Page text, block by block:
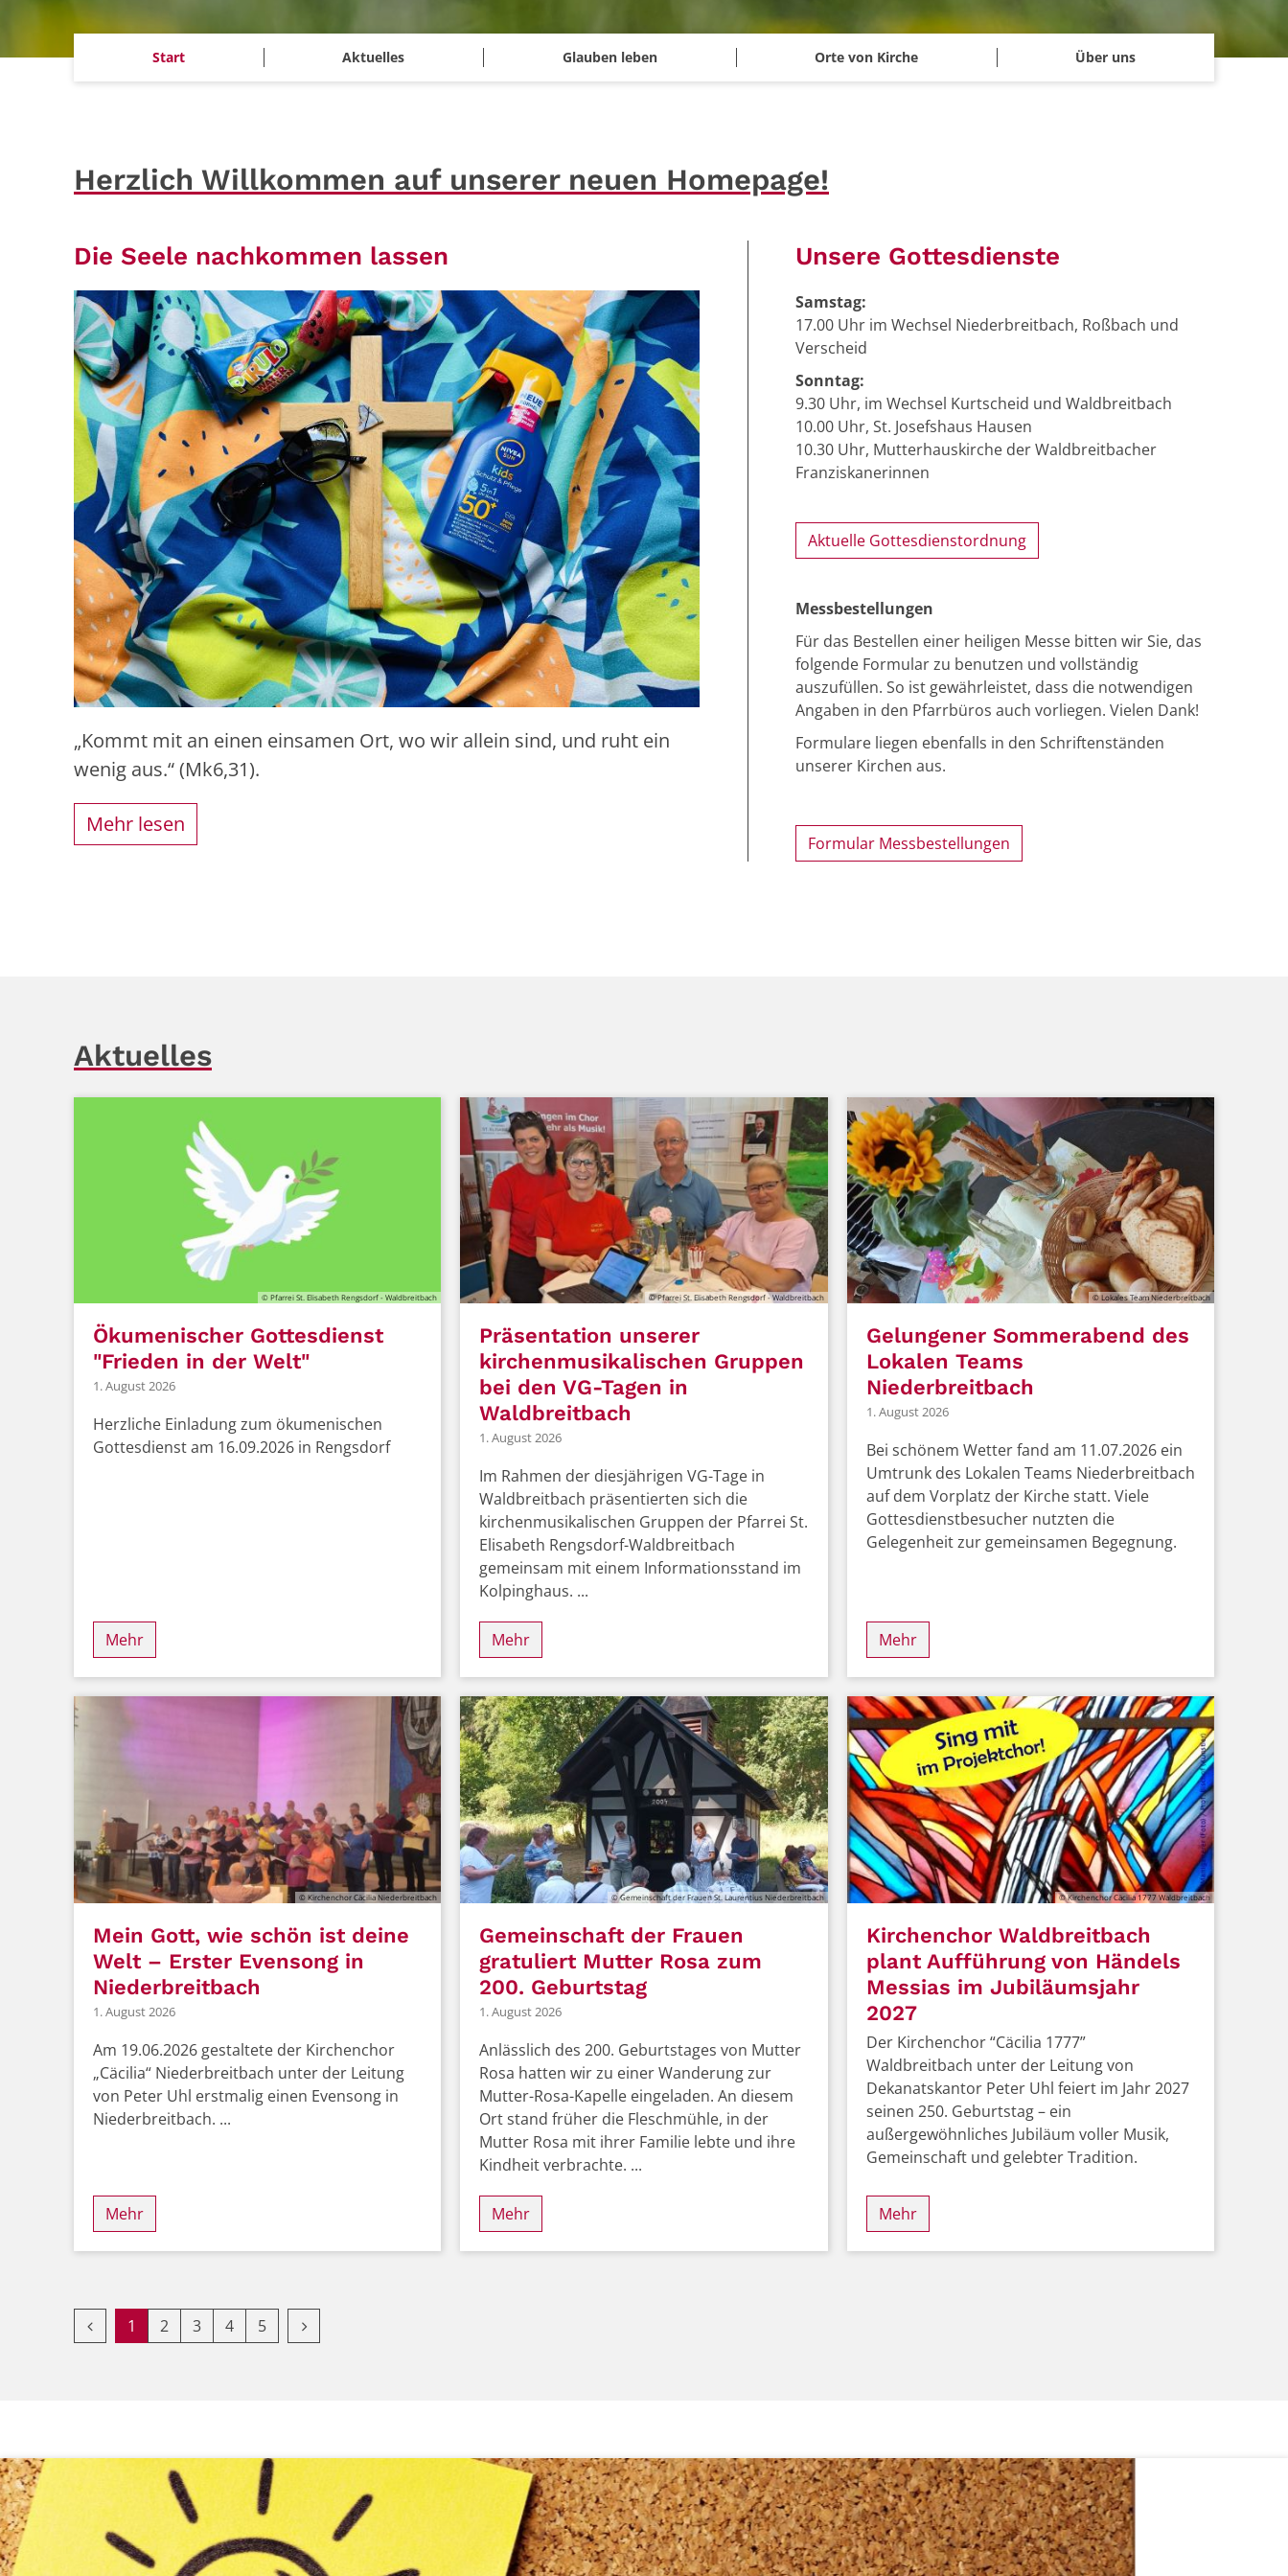
Start Aktuelles Glauben leben Orte von Kirche Über uns
Herzlich Willkommen auf unserer neuen Homepage!
Die Seele nachkommen lassen
„Kommt mit an einen einsamen Ort, wo wir allein sind, und ruht ein
wenig aus.“ (Mk6,31).
Mehr lesen
Unsere Gottesdienste
Samstag:
17.00 Uhr im Wechsel Niederbreitbach, Roßbach und
Verscheid
Sonntag:
9.30 Uhr, im Wechsel Kurtscheid und Waldbreitbach
10.00 Uhr, St. Josefshaus Hausen
10.30 Uhr, Mutterhauskirche der Waldbreitbacher
Franziskanerinnen
Aktuelle Gottesdienstordnung
Messbestellungen
Für das Bestellen einer heiligen Messe bitten wir Sie, das
folgende Formular zu benutzen und vollständig
auszufüllen. So ist gewährleistet, dass die notwendigen
Angaben in den Pfarrbüros auch vorliegen. Vielen Dank!
Formulare liegen ebenfalls in den Schriftenständen
unserer Kirchen aus.
Formular Messbestellungen
Aktuelles
© Pfarrei St. Elisabeth Rengsdorf - Waldbreitbach
Ökumenischer Gottesdienst
"Frieden in der Welt"
1. August 2026
Herzliche Einladung zum ökumenischen
Gottesdienst am 16.09.2026 in Rengsdorf
Mehr
© Pfarrei St. Elisabeth Rengsdorf - Waldbreitbach
Präsentation unserer
kirchenmusikalischen Gruppen
bei den VG-Tagen in
Waldbreitbach
1. August 2026
Im Rahmen der diesjährigen VG-Tage in
Waldbreitbach präsentierten sich die
kirchenmusikalischen Gruppen der Pfarrei St.
Elisabeth Rengsdorf-Waldbreitbach
gemeinsam mit einem Informationsstand im
Kolpinghaus. ...
Mehr
© Lokales Team Niederbreitbach
Gelungener Sommerabend des
Lokalen Teams
Niederbreitbach
1. August 2026
Bei schönem Wetter fand am 11.07.2026 ein
Umtrunk des Lokalen Teams Niederbreitbach
auf dem Vorplatz der Kirche statt. Viele
Gottesdienstbesucher nutzten die
Gelegenheit zur gemeinsamen Begegnung.
Mehr
© Kirchenchor Cäcilia Niederbreitbach
Mein Gott, wie schön ist deine
Welt – Erster Evensong in
Niederbreitbach
1. August 2026
Am 19.06.2026 gestaltete der Kirchenchor
„Cäcilia“ Niederbreitbach unter der Leitung
von Peter Uhl erstmalig einen Evensong in
Niederbreitbach. ...
Mehr
© Gemeinschaft der Frauen St. Laurentius Niederbreitbach
Gemeinschaft der Frauen
gratuliert Mutter Rosa zum
200. Geburtstag
1. August 2026
Anlässlich des 200. Geburtstages von Mutter
Rosa hatten wir zu einer Wanderung zur
Mutter-Rosa-Kapelle eingeladen. An diesem
Ort stand früher die Fleschmühle, in der
Mutter Rosa mit ihrer Familie lebte und ihre
Kindheit verbrachte. ...
Mehr
© Kirchenchor Cäcilia 1777 Waldbreitbach
Kirchenchor Waldbreitbach
plant Aufführung von Händels
Messias im Jubiläumsjahr
2027
Der Kirchenchor “Cäcilia 1777”
Waldbreitbach unter der Leitung von
Dekanatskantor Peter Uhl feiert im Jahr 2027
seinen 250. Geburtstag – ein
außergewöhnliches Jubiläum voller Musik,
Gemeinschaft und gelebter Tradition.
Mehr
Vorherige Seite
1 2 3 4 5 Nächste Seite